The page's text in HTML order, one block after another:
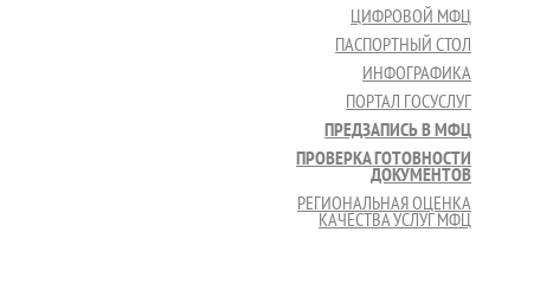
ЦИФРОВОЙ МФЦ
ПАСПОРТНЫЙ СТОЛ
ИНФОГРАФИКА
ПОРТАЛ ГОСУСЛУГ
ПРЕДЗАПИСЬ В МФЦ
ПРОВЕРКА ГОТОВНОСТИ
ДОКУМЕНТОВ
РЕГИОНАЛЬНАЯ ОЦЕНКА
КАЧЕСТВА УСЛУГ МФЦ